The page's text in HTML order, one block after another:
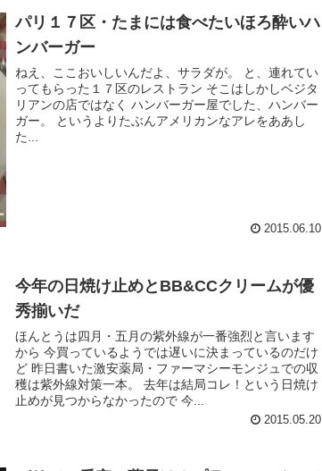
パリ１７区・たまには食べたいほろ酔いハ
ンバーガー
ねえ、ここおいしいんだよ、サラダが。 と、連れてい
ってもらった１７区のレストラン そこはしかしベジタ
リアンの店ではなく ハンバーガー屋でした、ハンバー
ガー。 というよりたぶんアメリカンなアレをああし
た...
2015.06.10
今年の日焼け止めとBB&CCクリームが優
秀揃いだ
ほんとうは四月・五月の紫外線が一番強烈と言います
から 今買っているようでは遅いに決まっているのだけ
ど 昨日書いた激安薬局・ファーマシーモンジュでの収
穫は紫外線対策一本。 去年は結局コレ！という日焼け
止めが見つからなかったので 今...
2015.05.20